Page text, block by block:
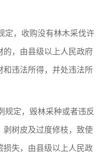
，收购没有林木采伐许
，由县级以上人民政府
违法所得，并处违法所
定，毁林采种或者违反
树皮及过度修枝，致使
失，由县级以上人民政